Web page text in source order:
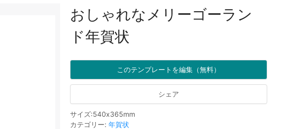
おしゃれなメリーゴーラン
ド年賀状
このテンプレートを編集（無料）
シェア
サイズ:540x365mm
カテゴリー: 年賀状